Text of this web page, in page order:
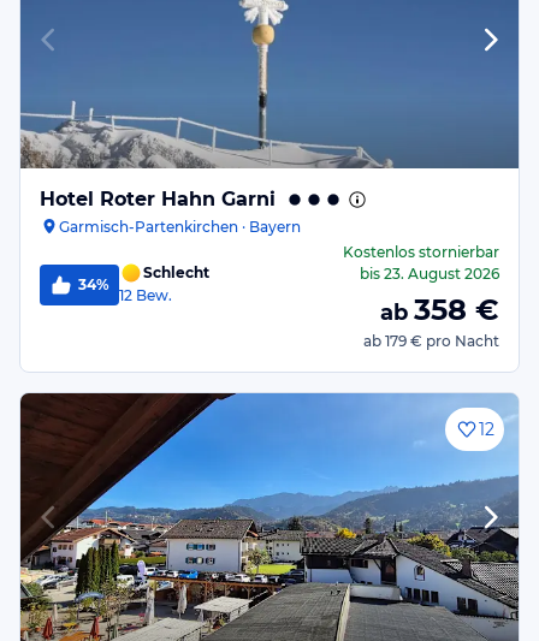
Hotel Roter Hahn Garni
Garmisch-Partenkirchen · Bayern
34%
Schlecht
12 Bew.
Kostenlos stornierbar
bis 23. August 2026
ab 358 €
ab 179 € pro Nacht
12